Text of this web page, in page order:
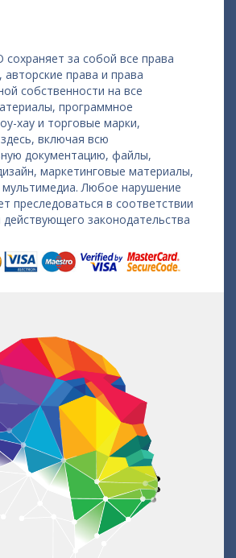
за собой все права
авторские права и права
собственности на все
программное
хау и торговые марки,
включая всю
документацию, файлы,
маркетинговые материалы,
Любое нарушение
преследоваться в соответствии
законодательства